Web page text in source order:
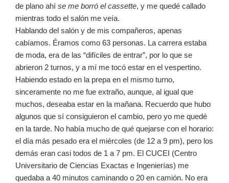
de plano ahí se me borró el cassette, y me quedé callado
mientras todo el salón me veía.
Hablando del salón y de mis compañeros, apenas
cabíamos. Éramos como 63 personas. La carrera estaba
de moda, era de las “difíciles de entrar”, por lo que se
abrieron 2 turnos, y a mí me tocó estar en el vespertino.
Habiendo estado en la prepa en el mismo turno,
sinceramente no me fue extraño, aunque, al igual que
muchos, deseaba estar en la mañana. Recuerdo que hubo
algunos que sí consiguieron el cambio, pero yo me quedé
en la tarde. No había mucho de qué quejarse con el horario:
el día más pesado era el miércoles (de 12 a 9 pm), pero los
demás eran casi todos de 1 a 7 pm. El CUCEI (Centro
Universitario de Ciencias Exactas e Ingenierías) me
quedaba a 40 minutos caminando o 20 en camión. No era